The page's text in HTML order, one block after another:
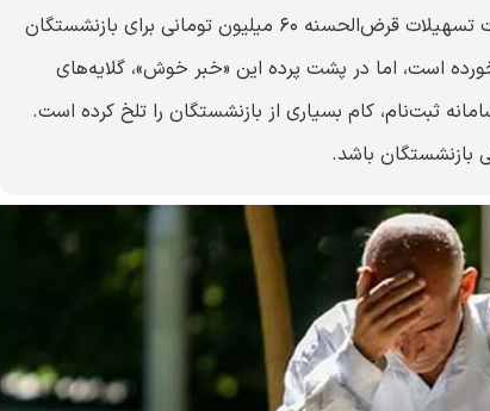
اقتصادایرانی:در حالی که چراغ سبز پرداخت تسهیلات قرض‌الحسنه ۶۰ میلیون تومانی برای بازنشستگان
است، اما در پشت پرده این «خبر خوش»، گلایه‌های
ثبت‌نام، کام بسیاری از بازنشستگان را تلخ کرده است.
بازنشستگان باشد.